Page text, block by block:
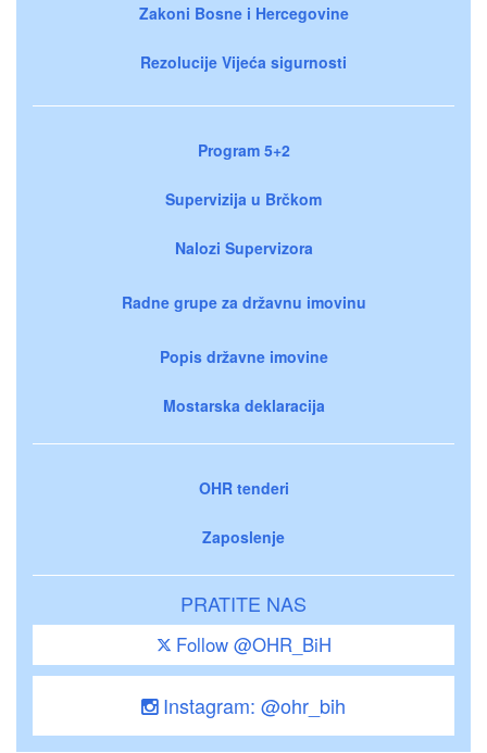
Zakoni Bosne i Hercegovine
Rezolucije Vijeća sigurnosti
Program 5+2
Supervizija u Brčkom
Nalozi Supervizora
Radne grupe za državnu imovinu
Popis državne imovine
Mostarska deklaracija
OHR tenderi
Zaposlenje
PRATITE NAS
Follow @OHR_BiH
Instagram: @ohr_bih